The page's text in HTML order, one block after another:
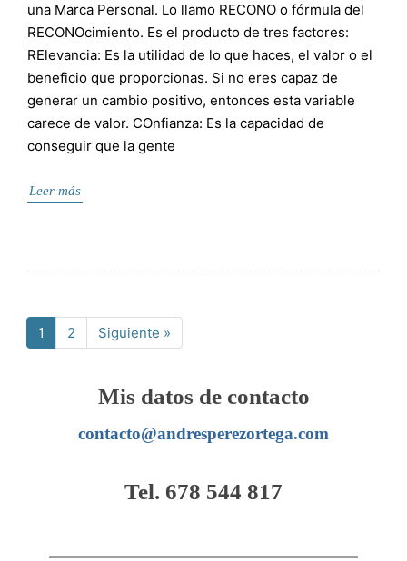
una Marca Personal. Lo llamo RECONO o fórmula del
RECONOcimiento. Es el producto de tres factores:
RElevancia: Es la utilidad de lo que haces, el valor o el
beneficio que proporcionas. Si no eres capaz de
generar un cambio positivo, entonces esta variable
carece de valor. COnfianza: Es la capacidad de
conseguir que la gente
Leer más
Página
1 Página
2 Siguiente »
Mis datos de contacto
contacto@andresperezortega.com
Tel. 678 544 817